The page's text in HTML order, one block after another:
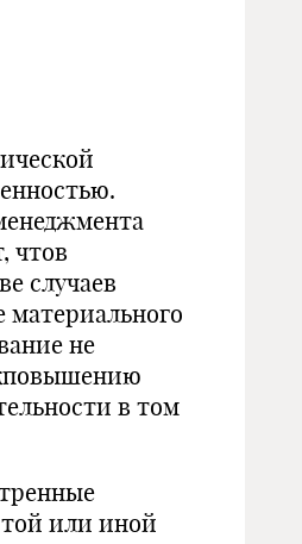
чтов
случаев
не
в том
или иной